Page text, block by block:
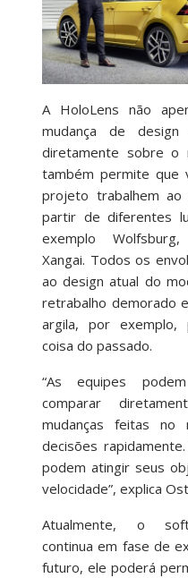
A HoloLens não
mudança de design
diretamente sobre o
também permite que
projeto trabalhem
partir de diferentes
exemplo
Xangai. Todos os
ao design atual do
retrabalho demorado
argila, por exemplo,
coisa do passado.
“As equipes
comparar
mudanças feitas
decisões
podem atingir seus
velocidade”, explica
Atualmente, o
continua em fase de
futuro, ele poderá